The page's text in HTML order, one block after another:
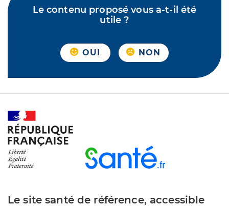
Le contenu proposé vous a-t-il été
utile ?
OUI NON
Le site santé de référence, accessible